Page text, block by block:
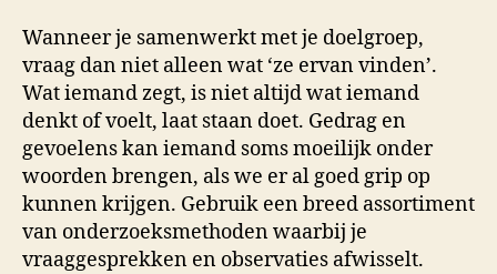
Wanneer je samenwerkt met je doelgroep,
vraag dan niet alleen wat ‘ze ervan vinden’.
Wat iemand zegt, is niet altijd wat iemand
denkt of voelt, laat staan doet. Gedrag en
gevoelens kan iemand soms moeilijk onder
woorden brengen, als we er al goed grip op
kunnen krijgen. Gebruik een breed assortiment
van onderzoeksmethoden waarbij je
vraaggesprekken en observaties afwisselt.